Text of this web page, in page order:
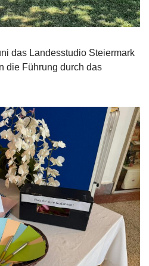
das Landesstudio Steiermark
die Führung durch das